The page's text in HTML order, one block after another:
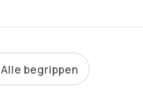
Alle begrippen